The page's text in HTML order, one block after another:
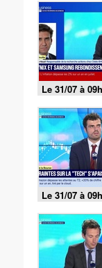
Le 31/07 à 09h
Le 31/07 à 09h